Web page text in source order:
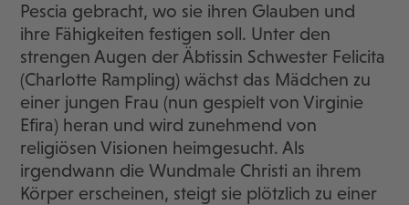
Pescia gebracht, wo sie ihren Glauben und
ihre Fähigkeiten festigen soll. Unter den
strengen Augen der Äbtissin Schwester Felicita
(Charlotte Rampling) wächst das Mädchen zu
einer jungen Frau (nun gespielt von Virginie
Efira) heran und wird zunehmend von
religiösen Visionen heimgesucht. Als
irgendwann die Wundmale Christi an ihrem
Körper erscheinen, steigt sie plötzlich zu einer